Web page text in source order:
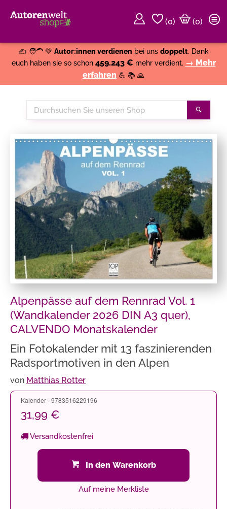
(0)
(0)
✍️ 🧑‍🦱 💚 Autor:innen verdienen bei uns doppelt. Dank
euch haben sie so schon 459.243 € mehr verdient. → Mehr
erfahren 💪 📚 🙏
Durchsuchen
Sie
Shop
Alpenpässe auf dem Rennrad Vol. 1
(Wandkalender 2026 DIN A3 quer),
CALVENDO Monatskalender
Ein Fotokalender mit 13 faszinierenden
Radsportmotiven in den Alpen
von Matthias Rotter
Kalender - 9783516229196
31,99 €
Versandkostenfrei
In den Warenkorb
Auf meine Merkliste